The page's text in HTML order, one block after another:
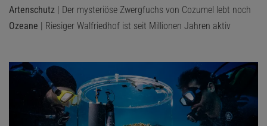
Artenschutz | Der mysteriöse Zwergfuchs von Cozumel lebt noch
Ozeane | Riesiger Walfriedhof ist seit Millionen Jahren aktiv